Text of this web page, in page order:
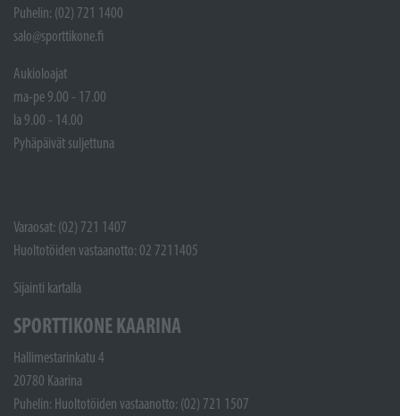
Puhelin: (02) 721 1400
salo@sporttikone.fi
Aukioloajat
ma-pe 9.00 - 17.00
la 9.00 - 14.00
Pyhäpäivät suljettuna
Varaosat: (02) 721 1407
Huoltotöiden vastaanotto: 02 7211405
Sijainti kartalla
SPORTTIKONE KAARINA
Hallimestarinkatu 4
20780 Kaarina
Puhelin: Huoltotöiden vastaanotto: (02) 721 1507